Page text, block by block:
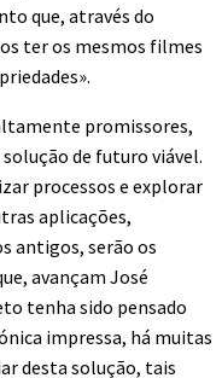
que, através do
ter os mesmos filmes
promissores,
de futuro viável.
processos e explorar
aplicações,
antigos, serão os
avançam José
tenha sido pensado
impressa, há muitas
desta solução, tais